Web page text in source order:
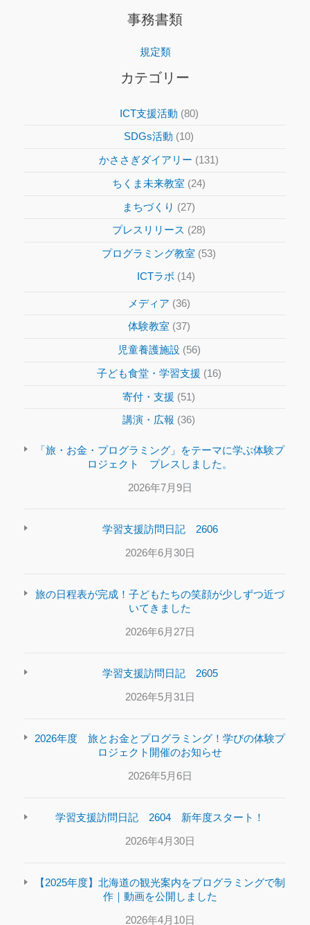
事務書類
規定類
カテゴリー
ICT支援活動 (80)
SDGs活動 (10)
かささぎダイアリー (131)
ちくま未来教室 (24)
まちづくり (27)
プレスリリース (28)
プログラミング教室 (53)
ICTラボ (14)
メディア (36)
体験教室 (37)
児童養護施設(56)
子ども食堂・学習支援 (16)
寄付・支援 (51)
講演・広報 (36)
「旅・お金・プログラミング」をテーマに学ぶ体験プ
ロジェクト プレスしました。
2026年7月9日
学習支援訪問日記 2606
2026年6月30日
旅の日程表が完成！子どもたちの笑顔が少しずつ近づ
いてきました
2026年6月27日
学習支援訪問日記 2605
2026年5月31日
2026年度 旅とお金とプログラミング！学びの体験プ
ロジェクト開催のお知らせ
2026年5月6日
学習支援訪問日記 2604 新年度スタート！
2026年4月30日
【2025年度】北海道の観光案内をプログラミングで制
作｜動画を公開しました
2026年4月10日